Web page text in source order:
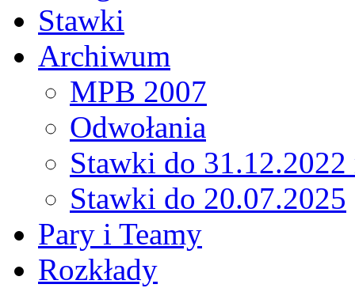
Stawki
Archiwum
MPB 2007
Odwołania
Stawki do 31.12.2022
Stawki do 20.07.2025
Pary i Teamy
Rozkłady